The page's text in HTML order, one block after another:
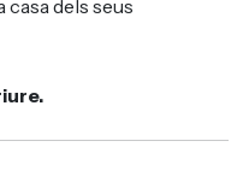
casa dels seus